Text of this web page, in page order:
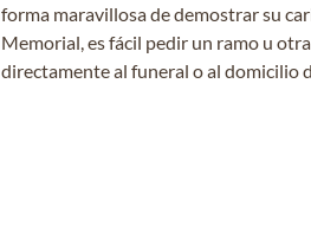
forma maravillosa de demostrar su
Memorial, es fácil pedir un ramo u
directamente al funeral o al domicilio